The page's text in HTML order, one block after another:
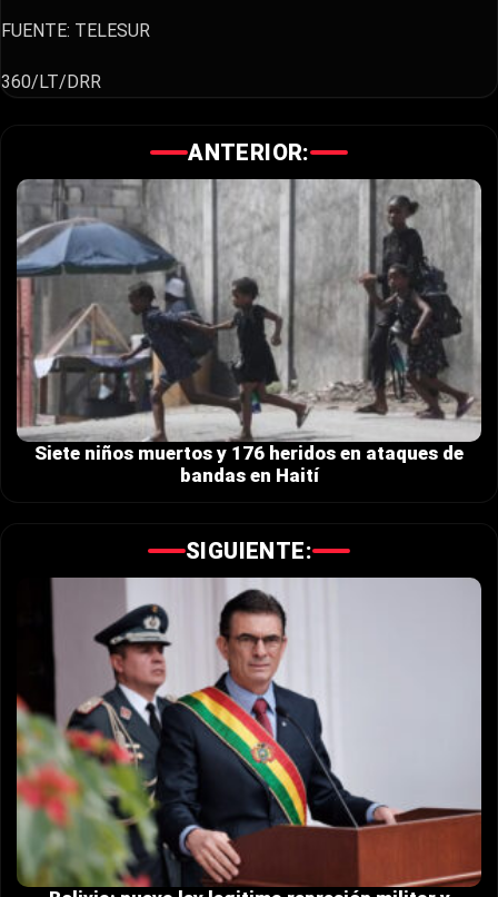
FUENTE: TELESUR
360/LT/DRR
ANTERIOR:
Siete niños muertos y 176 heridos en ataques de
bandas en Haití
SIGUIENTE: